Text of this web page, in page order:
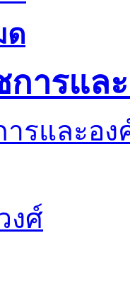
ด
ารแล
งศ์